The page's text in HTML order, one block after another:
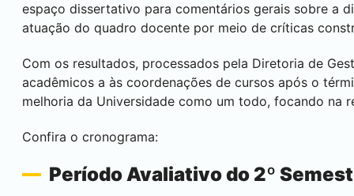
espaço dissertativo para comentários gerais sobre a
atuação do quadro docente por meio de críticas
Com os resultados, processados pela Diretoria de
acadêmicos a às coordenações de cursos após o
melhoria da Universidade como um todo, focando na
Confira o cronograma:
Período Avaliativo do 2º